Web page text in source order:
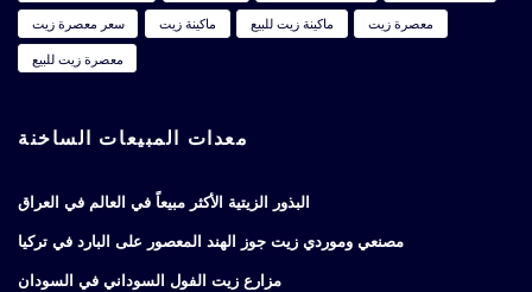
سعر معصرة زيت
ماكينة زيت ماكينة زيت للبيع
معصرة زيت
معصرة زيت للبيع
معدات المبيعات الساخنة
البذور الزيتية الأكثر مبيعاً في العالم في العراق
مصنعي وموردي زيت جوز الهند المعصور على البارد في تركيا
مزارع زيت الفول السوداني في السودان